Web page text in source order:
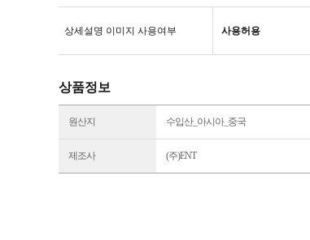
상세설명 이미지 사용여부 사용허용
상품정보
원산지 수입산_아시아_중국
제조사 (주)ENT